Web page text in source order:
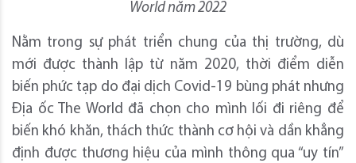
World năm 2022
Nằm trong sự phát triển chung của thị trường, dù
mới được thành lập từ năm 2020, thời điểm diễn
biến phức tạp do đại dịch Covid-19 bùng phát nhưng
Địa ốc The World đã chọn cho mình lối đi riêng để
biến khó khăn, thách thức thành cơ hội và dần khẳng
định được thương hiệu của mình thông qua “uy tín”